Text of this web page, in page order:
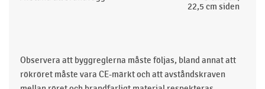
22,5 cm siden
Observera att byggreglerna måste följas, bland annat att
rökröret måste vara CE-märkt och att avståndskraven